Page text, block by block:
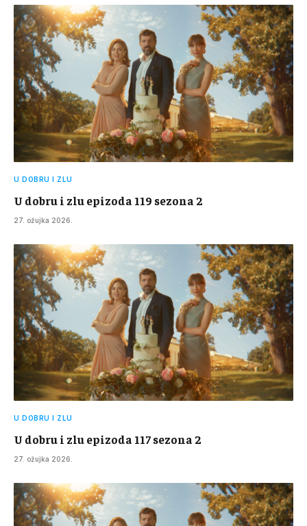
U DOBRU I ZLU
U dobru i zlu epizoda 119 sezona 2
27. ožujka 2026.
U DOBRU I ZLU
U dobru i zlu epizoda 117 sezona 2
27. ožujka 2026.